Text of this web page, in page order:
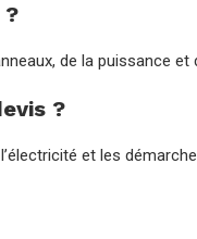
?
de la puissance
?
et les